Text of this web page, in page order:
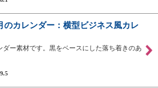
のカレンダー：横型ビジネス風カレ
ダー素材です。黒をベースにした落ち着きのあ